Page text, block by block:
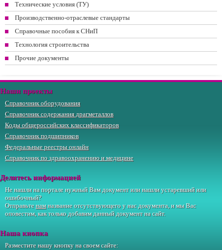
Технические условия (ТУ)
Производственно-отраслевые стандарты
Справочные пособия к СНиП
Технология строительства
Прочие документы
Наши проекты
Справочник оборудования
Справочник содержания драгметаллов
Коды общероссийских классификаторов
Справочник подшипников
Федеральные реестры онлайн
Справочник по здравоохранению и медицине
Делитесь информацией
Не нашли на портале нужный Вам документ или нашли устаревший или
ошибочный?
Отправьтенамназвание отсутствующего у нас документа, и мы Вас
оповестим, как только добавим данный документ на сайт.
Наша кнопка
Разместите нашу кнопку на своем сайте: